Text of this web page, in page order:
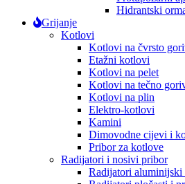
Hidrantski
Grijanje
Kotlovi
Kotlovi na čvrsto
Etažni kotlovi
Kotlovi na pelet
Kotlovi na tečno
Kotlovi na plin
Elektro-kotlovi
Kamini
Dimovodne cijevi i
Pribor za kotlove
Radijatori i nosivi pribor
Radijatori